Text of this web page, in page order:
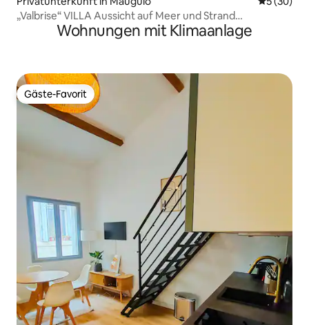
„Valbrise“ VILLA Aussicht auf Meer und Strand
Klimaanlage Private Parkplätze
Wohnungen mit Klimaanlage
Gäste-Favorit
Gäste-Favorit